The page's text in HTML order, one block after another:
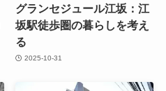
グランセジュール江坂：江
坂駅徒歩圏の暮らしを考え
る
2025-10-31